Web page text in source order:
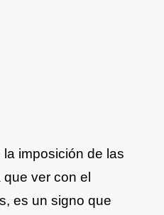
imposición de las
ver con el
es un signo que